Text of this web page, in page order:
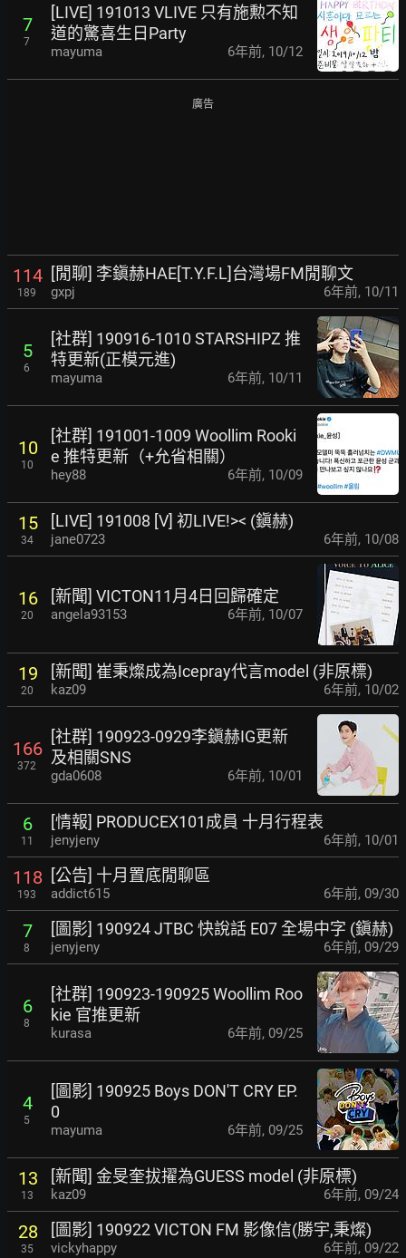
7
7
[LIVE] 191013 VLIVE 只有施勲不知
道的驚喜生日Party
mayuma 6年前, 10/12
廣告
114
189
[閒聊] 李鎭赫HAE[T.Y.F.L]台灣場FM閒聊文
gxpj 6年前, 10/11
5
6
[社群] 190916-1010 STARSHIPZ 推
特更新(正模元進)
mayuma 6年前, 10/11
10
10
[社群] 191001-1009 Woollim Rooki
e 推特更新（+允省相關）
hey88 6年前, 10/09
15
34
[LIVE] 191008 [V] 初LIVE!>< (鎭赫)
jane0723 6年前, 10/08
16
20
[新聞] VICTON11月4日回歸確定
angela93153 6年前, 10/07
19
20
[新聞] 崔秉燦成為Icepray代言model (非原標)
kaz09 6年前, 10/02
166
372
[社群] 190923-0929李鎭赫IG更新
及相關SNS
gda0608 6年前, 10/01
6
11
[情報] PRODUCEX101成員 十月行程表
jenyjeny 6年前, 10/01
118
193
[公告] 十月置底閒聊區
addict615 6年前, 09/30
7
8
[圖影] 190924 JTBC 快說話 E07 全場中字 (鎭赫)
jenyjeny 6年前, 09/29
6
8
[社群] 190923-190925 Woollim Roo
kie 官推更新
kurasa 6年前, 09/25
4
5
[圖影] 190925 Boys DON'T CRY EP.
0
mayuma 6年前, 09/25
13
13
[新聞] 金旻奎拔擢為GUESS model (非原標)
kaz09 6年前, 09/24
28
35
[圖影] 190922 VICTON FM 影像信(勝宇,秉燦)
vickyhappy 6年前, 09/22